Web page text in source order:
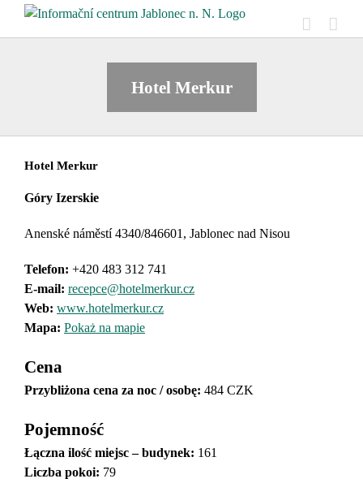
Hotel Merkur
Hotel Merkur
Góry Izerskie
Anenské náměstí 4340/846601, Jablonec nad Nisou
Telefon: +420 483 312 741
E-mail: recepce@hotelmerkur.cz
Web: www.hotelmerkur.cz
Mapa: Pokaż na mapie
Cena
Przybliżona cena za noc / osobę: 484 CZK
Pojemność
Łączna ilość miejsc – budynek: 161
Liczba pokoi: 79